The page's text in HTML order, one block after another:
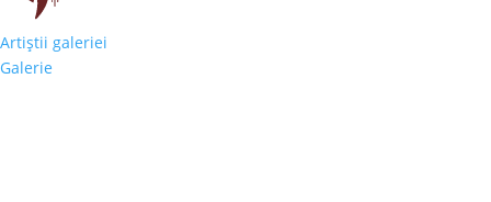
Artiştii galeriei
Galerie